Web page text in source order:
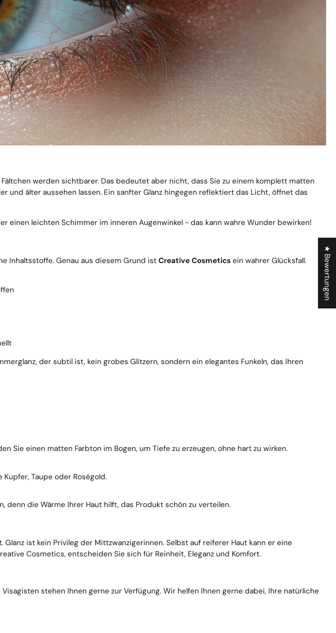
werden sichtbarer. Das bedeutet aber nicht, dass Sie zu einem komplett matten
und älter aussehen lassen. Ein sanfter Glanz hingegen reflektiert das Licht, öffnet das
einen leichten Schimmer im inneren Augenwinkel - das kann wahre Wunder bewirken!
Inhaltsstoffe. Genau aus diesem Grund istCreative Cosmetics ein wahrer Glücksfall.
der subtil ist, kein grobes Glitzern, sondern ein elegantes Funkeln, das Ihren
Sie einen matten Farbton im Bogen, um Tiefe zu erzeugen, ohne hart zu wirken.
Taupe oder Roségold.
denn die Wärme Ihrer Haut hilft, das Produkt schön zu verteilen.
ist kein Privileg der Mittzwanzigerinnen. Selbst auf reiferer Haut kann er eine
Cosmetics, entscheiden Sie sich für Reinheit, Eleganz und Komfort.
stehen Ihnen gerne zur Verfügung. Wir helfen Ihnen gerne dabei, Ihre natürliche
★ Bewertungen